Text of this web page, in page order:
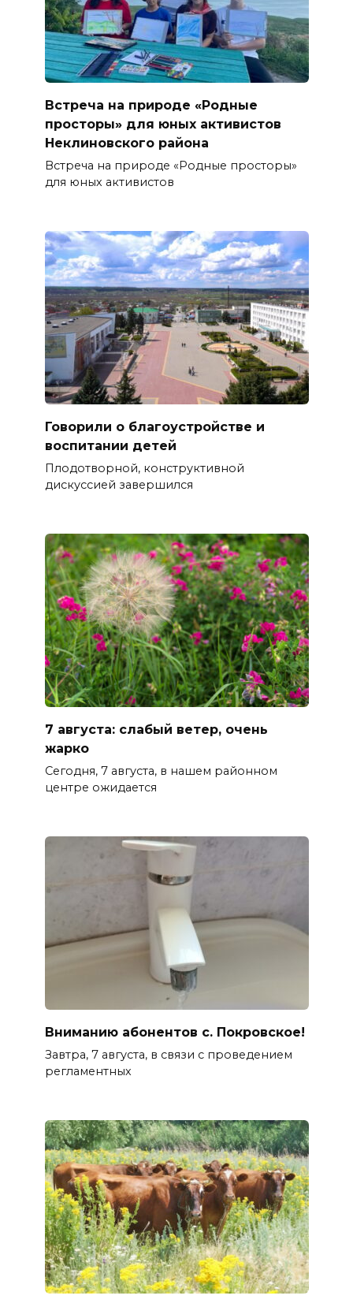
Встреча на природе «Родные
просторы» для юных активистов
Неклиновского района
Встреча на природе «Родные просторы»
для юных активистов
Говорили о благоустройстве и
воспитании детей
Плодотворной, конструктивной
дискуссией завершился
7 августа: слабый ветер, очень
жарко
Сегодня, 7 августа, в нашем районном
центре ожидается
Вниманию абонентов с. Покровское!
Завтра, 7 августа, в связи с проведением
регламентных